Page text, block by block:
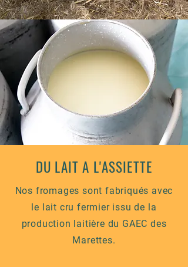
DU LAIT A L'ASSIETTE
Nos fromages sont fabriqués avec
le lait cru fermier issu de la
production laitière du GAEC des
Marettes.